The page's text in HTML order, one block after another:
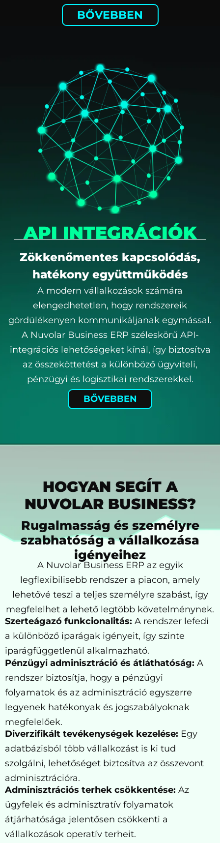
BŐVEBBEN
API INTEGRÁCIÓK
Zökkenőmentes kapcsolódás,
hatékony együttműködés
A modern vállalkozások számára
elengedhetetlen, hogy rendszereik
gördülékenyen kommunikáljanak egymással.
A Nuvolar Business ERP széleskörű API-
integrációs lehetőségeket kínál, így biztosítva
az összeköttetést a különböző ügyviteli,
pénzügyi és logisztikai rendszerekkel.
BŐVEBBEN
HOGYAN SEGÍT A
NUVOLAR BUSINESS?
Rugalmasság és személyre
szabhatóság a vállalkozása
igényeihez
A Nuvolar Business ERP az egyik
legflexibilisebb rendszer a piacon, amely
lehetővé teszi a teljes személyre szabást, így
megfelelhet a lehető legtöbb követelménynek.
Szerteágazó funkcionalitás: A rendszer lefedi
a különböző iparágak igényeit, így szinte
iparágfüggetlenül alkalmazható.
Pénzügyi adminisztráció és átláthatóság: A
rendszer biztosítja, hogy a pénzügyi
folyamatok és az adminisztráció egyszerre
legyenek hatékonyak és jogszabályoknak
megfelelőek.
Diverzifikált tevékenységek kezelése: Egy
adatbázisból több vállalkozást is ki tud
szolgálni, lehetőséget biztosítva az összevont
adminisztrációra.
Adminisztrációs terhek csökkentése: Az
ügyfelek és adminisztratív folyamatok
átjárhatósága jelentősen csökkenti a
vállalkozások operatív terheit.